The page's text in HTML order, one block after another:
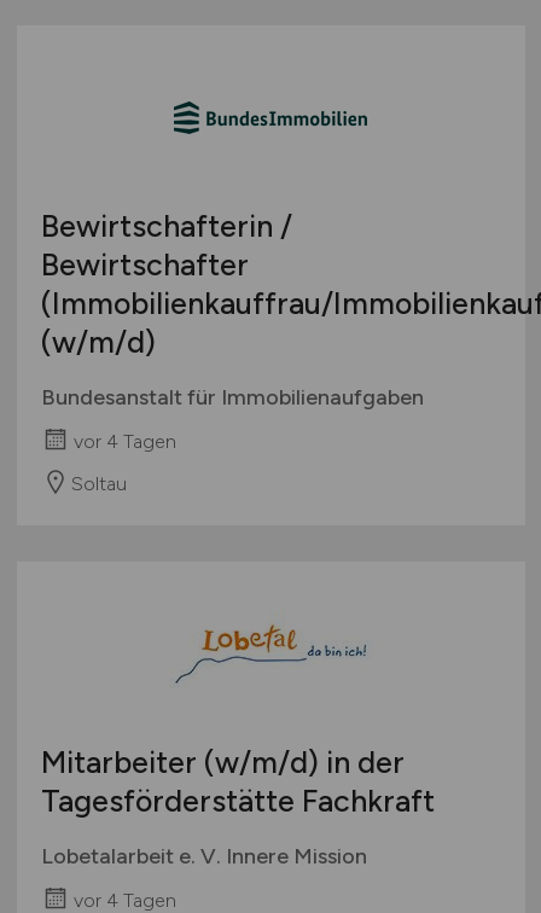
Bewirtschafterin /
Bewirtschafter
(Immobilienkauffrau/
(w/m/d)
Bundesanstalt für Immobilienaufgaben
vor 4 Tagen
Soltau
Mitarbeiter (w/m/d) in der
Tagesförderstätte Fachkraft
Lobetalarbeit e. V. Innere Mission
vor 4 Tagen